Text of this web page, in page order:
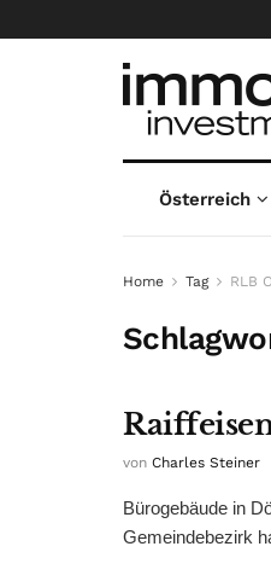
Österreich
Home Tag RLB
von Charles Steiner
Bürogebäude in
Gemeindebezirk